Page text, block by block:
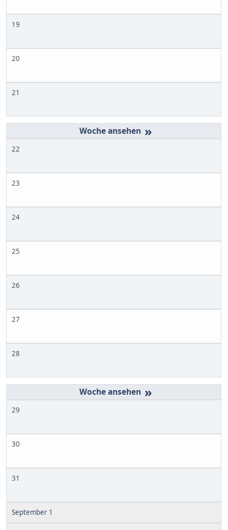
19
20
21
»
22
23
24
25
26
27
28
»
29
30
31
September 1